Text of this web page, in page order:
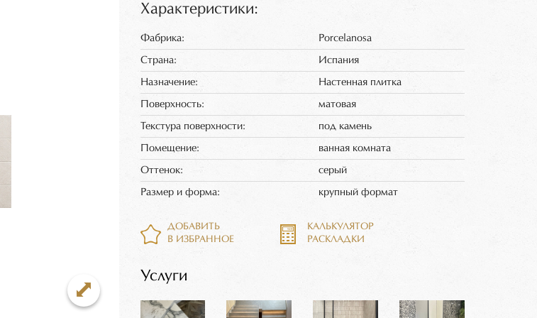
Характеристики:
Фабрика: Porcelanosa
Страна: Испания
Назначение: Настенная плитка
Поверхность: матовая
Текстура поверхности: под камень
Помещение: ванная комната
Оттенок: серый
Размер и форма: крупный формат
ДОБАВИТЬ
В ИЗБРАННОЕ
КАЛЬКУЛЯТОР
РАСКЛАДКИ
Услуги